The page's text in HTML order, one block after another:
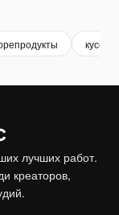
кусок
лучших работ.
креаторов,